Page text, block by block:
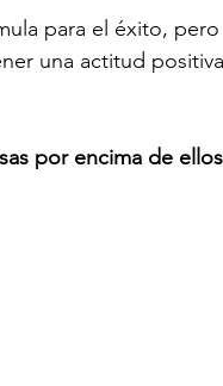
para el éxito,
una actitud
por encima de